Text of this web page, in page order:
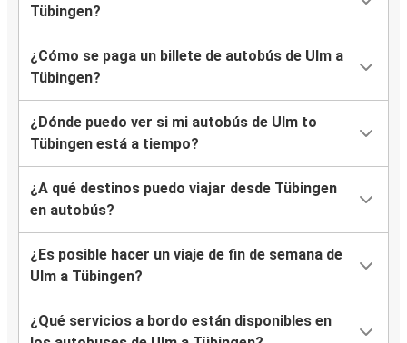
Tübingen?
¿Cómo se paga un billete de autobús de Ulm a
Tübingen?
¿Dónde puedo ver si mi autobús de Ulm to
Tübingen está a tiempo?
¿A qué destinos puedo viajar desde Tübingen
en autobús?
¿Es posible hacer un viaje de fin de semana de
Ulm a Tübingen?
¿Qué servicios a bordo están disponibles en